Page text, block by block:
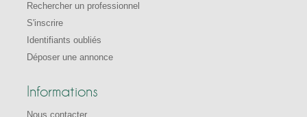
Rechercher un professionnel
S'inscrire
Identifiants oubliés
Déposer une annonce
Informations
Nous contacter